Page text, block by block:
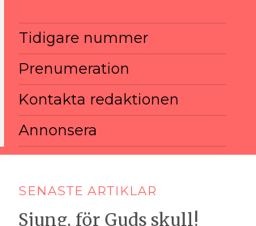
Tidigare nummer
Prenumeration
Kontakta redaktionen
Annonsera
SENASTE ARTIKLAR
Sjung, för Guds skull!